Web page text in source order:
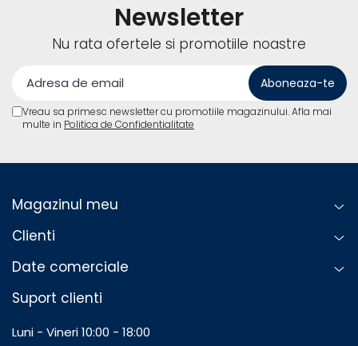
Newsletter
Nu rata ofertele si promotiile noastre
Vreau sa primesc newsletter cu promotiile magazinului. Afla mai
multe in Politica de Confidentialitate
Magazinul meu
Clienti
Date comerciale
Suport clienti
Luni - Vineri 10:00 - 18:00